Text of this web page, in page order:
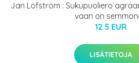
Jan Löfström : Sukupuoliero
vaan on
12.5 EUR
LISÄTIETOJA